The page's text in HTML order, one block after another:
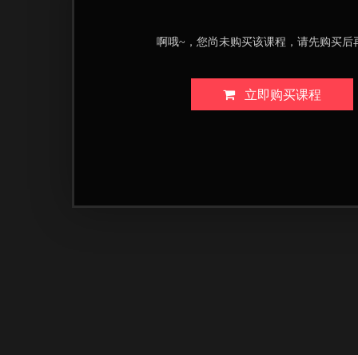
啊哦~，您尚未购买该课程，请先购买后
立即购买课程